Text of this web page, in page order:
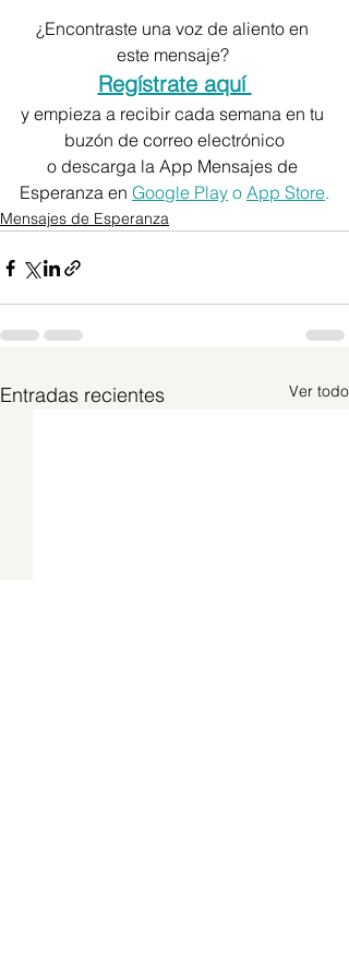
¿Encontraste una voz de aliento en
este mensaje?
Regístrate aquí
y empieza a recibir cada semana en tu
buzón de correo electrónico
o descarga la App Mensajes de
Esperanza en Google Play o App Store.
Mensajes de Esperanza
Entradas recientes Ver todo